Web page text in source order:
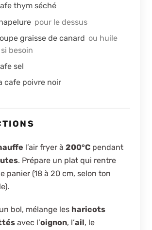
thym séché
pour le dessus
graisse de canard ou huile
si besoin
sel
cafe poivre noir
l’air fryer à 200°C pendant
. Prépare un plat qui rentre
panier (18 à 20 cm, selon ton
bol, mélange les haricots
avec l’oignon, l’ail, le